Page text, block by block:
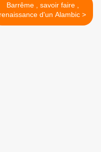
Barrême , savoir faire ,
renaissance d'un Alambic >